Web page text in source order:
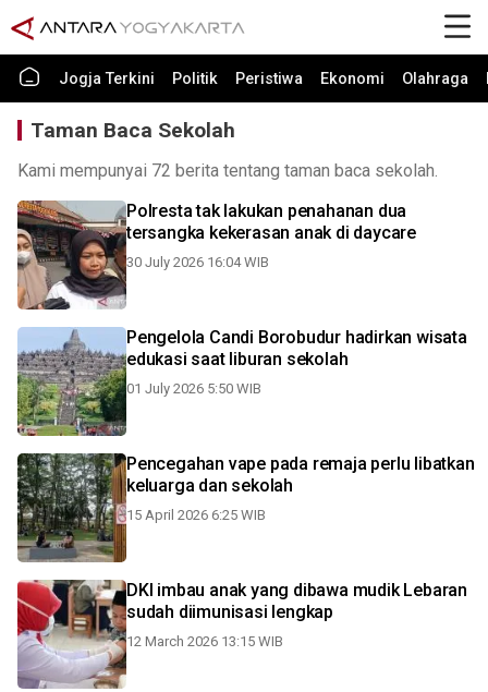
Jogja Terkini Politik Peristiwa Ekonomi Olahraga
Taman Baca Sekolah
Kami mempunyai 72 berita tentang taman baca sekolah.
Polresta tak lakukan penahanan dua
tersangka kekerasan anak di daycare
30 July 2026 16:04 WIB
Pengelola Candi Borobudur hadirkan wisata
edukasi saat liburan sekolah
01 July 2026 5:50 WIB
Pencegahan vape pada remaja perlu libatkan
keluarga dan sekolah
15 April 2026 6:25 WIB
DKI imbau anak yang dibawa mudik Lebaran
sudah diimunisasi lengkap
12 March 2026 13:15 WIB